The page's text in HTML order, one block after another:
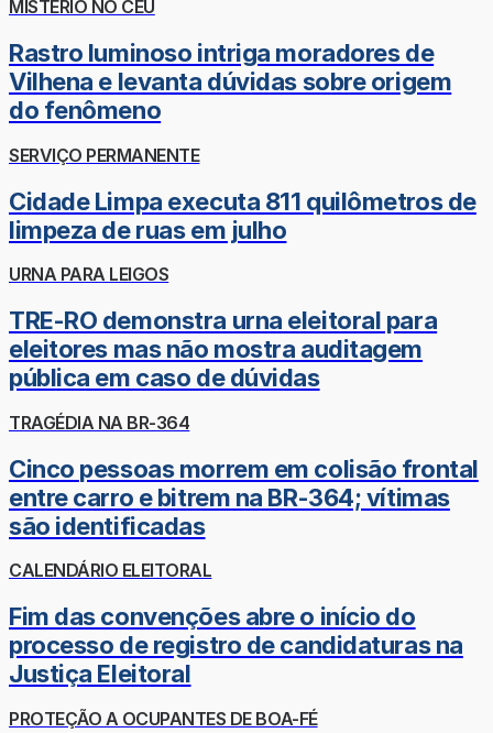
MISTÉRIO NO CÉU
Rastro luminoso intriga moradores de
Vilhena e levanta dúvidas sobre origem
do fenômeno
SERVIÇO PERMANENTE
Cidade Limpa executa 811 quilômetros de
limpeza de ruas em julho
URNA PARA LEIGOS
TRE-RO demonstra urna eleitoral para
eleitores mas não mostra auditagem
pública em caso de dúvidas
TRAGÉDIA NA BR-364
Cinco pessoas morrem em colisão frontal
entre carro e bitrem na BR-364; vítimas
são identificadas
CALENDÁRIO ELEITORAL
Fim das convenções abre o início do
processo de registro de candidaturas na
Justiça Eleitoral
PROTEÇÃO A OCUPANTES DE BOA-FÉ